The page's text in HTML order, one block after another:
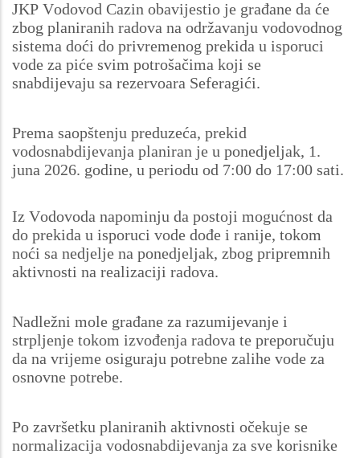
JKP Vodovod Cazin obavijestio je građane da će
zbog planiranih radova na održavanju vodovodnog
sistema doći do privremenog prekida u isporuci
vode za piće svim potrošačima koji se
snabdijevaju sa rezervoara Seferagići.
Prema saopštenju preduzeća, prekid
vodosnabdijevanja planiran je u ponedjeljak, 1.
juna 2026. godine, u periodu od 7:00 do 17:00 sati.
Iz Vodovoda napominju da postoji mogućnost da
do prekida u isporuci vode dođe i ranije, tokom
noći sa nedjelje na ponedjeljak, zbog pripremnih
aktivnosti na realizaciji radova.
Nadležni mole građane za razumijevanje i
strpljenje tokom izvođenja radova te preporučuju
da na vrijeme osiguraju potrebne zalihe vode za
osnovne potrebe.
Po završetku planiranih aktivnosti očekuje se
normalizacija vodosnabdijevanja za sve korisnike